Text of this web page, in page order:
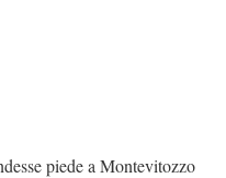
piede a Montevitozzo